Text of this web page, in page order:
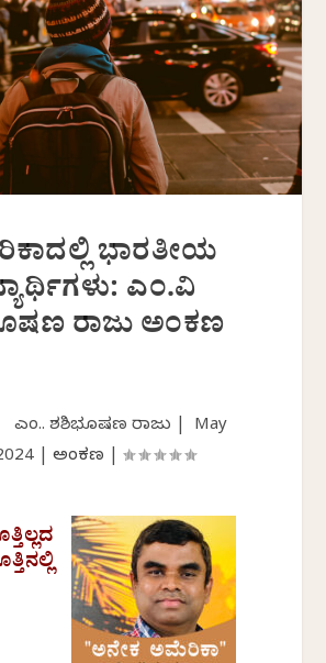
ಭಾರತೀಯ
ಎಂ.ವಿ
ರಾಜು ಅಂಕಣ
ಎಂ.ವಿ. ಶಶಿಭೂಷಣ ರಾಜು | May
| ಅಂಕಣ